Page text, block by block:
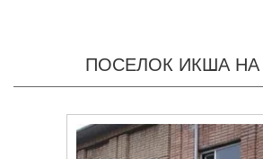
ПОСЕЛОК ИКША